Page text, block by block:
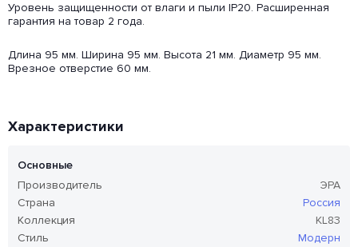
Уровень защищенности от влаги и пыли IP20. Расширенная
гарантия на товар 2 года.
Длина 95 мм. Ширина 95 мм. Высота 21 мм. Диаметр 95 мм.
Врезное отверстие 60 мм.
Характеристики
Основные
Производитель
ЭРА
Страна
Россия
Коллекция
KL83
Стиль
Модерн